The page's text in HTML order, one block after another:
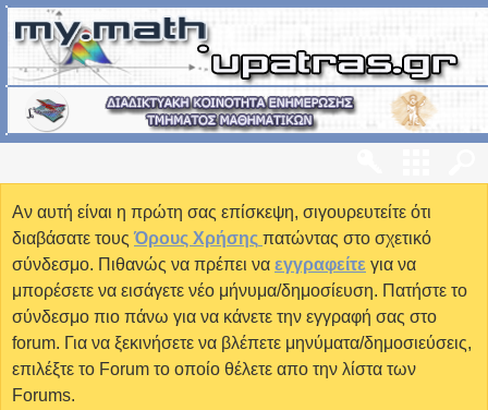
Αν αυτή είναι η πρώτη σας επίσκεψη, σιγουρευτείτε ότι
διαβάσατε τους Όρους Χρήσης πατώντας στο σχετικό
σύνδεσμο. Πιθανώς να πρέπει να εγγραφείτε για να
μπορέσετε να εισάγετε νέο μήνυμα/δημοσίευση. Πατήστε το
σύνδεσμο πιο πάνω για να κάνετε την εγγραφή σας στο
forum. Για να ξεκινήσετε να βλέπετε μηνύματα/δημοσιεύσεις,
επιλέξτε το Forum το οποίο θέλετε απο την λίστα των
Forums.